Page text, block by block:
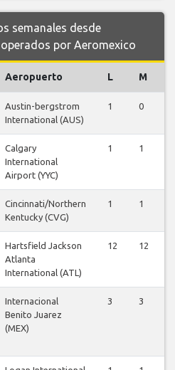
semanales desde
por Aeromexico
Aeropuerto L M
Austin-bergstrom
International (AUS)
1 0
Calgary
International
Airport (YYC)
1 1
Cincinnati/Northern
Kentucky (CVG)
1 1
Hartsfield Jackson
Atlanta
International (ATL)
12 12
Internacional
Benito Juarez
(MEX)
3 3